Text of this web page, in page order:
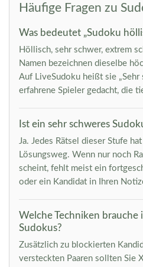
Häufige Fragen zu
Was bedeutet „Sudoku
Höllisch, sehr schwer, extrem
Namen bezeichnen dieselbe
Auf LiveSudoku heißt sie „Sehr
erfahrene Spieler gedacht, die
Ist ein sehr schweres
Ja. Jedes Rätsel dieser Stufe
Lösungsweg. Wenn nur noch
scheint, fehlt meist ein
oder ein Kandidat in Ihren
Welche Techniken brauche
Sudokus?
Zusätzlich zu blockierten
versteckten Paaren sollten Sie